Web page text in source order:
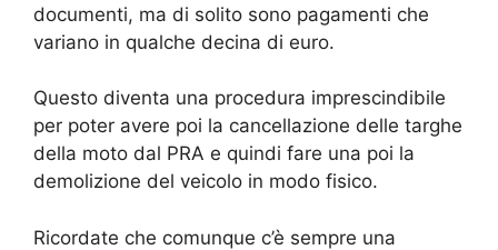
documenti, ma di solito sono pagamenti che
variano in qualche decina di euro.
Questo diventa una procedura imprescindibile
per poter avere poi la cancellazione delle targhe
della moto dal PRA e quindi fare una poi la
demolizione del veicolo in modo fisico.
Ricordate che comunque c’è sempre una